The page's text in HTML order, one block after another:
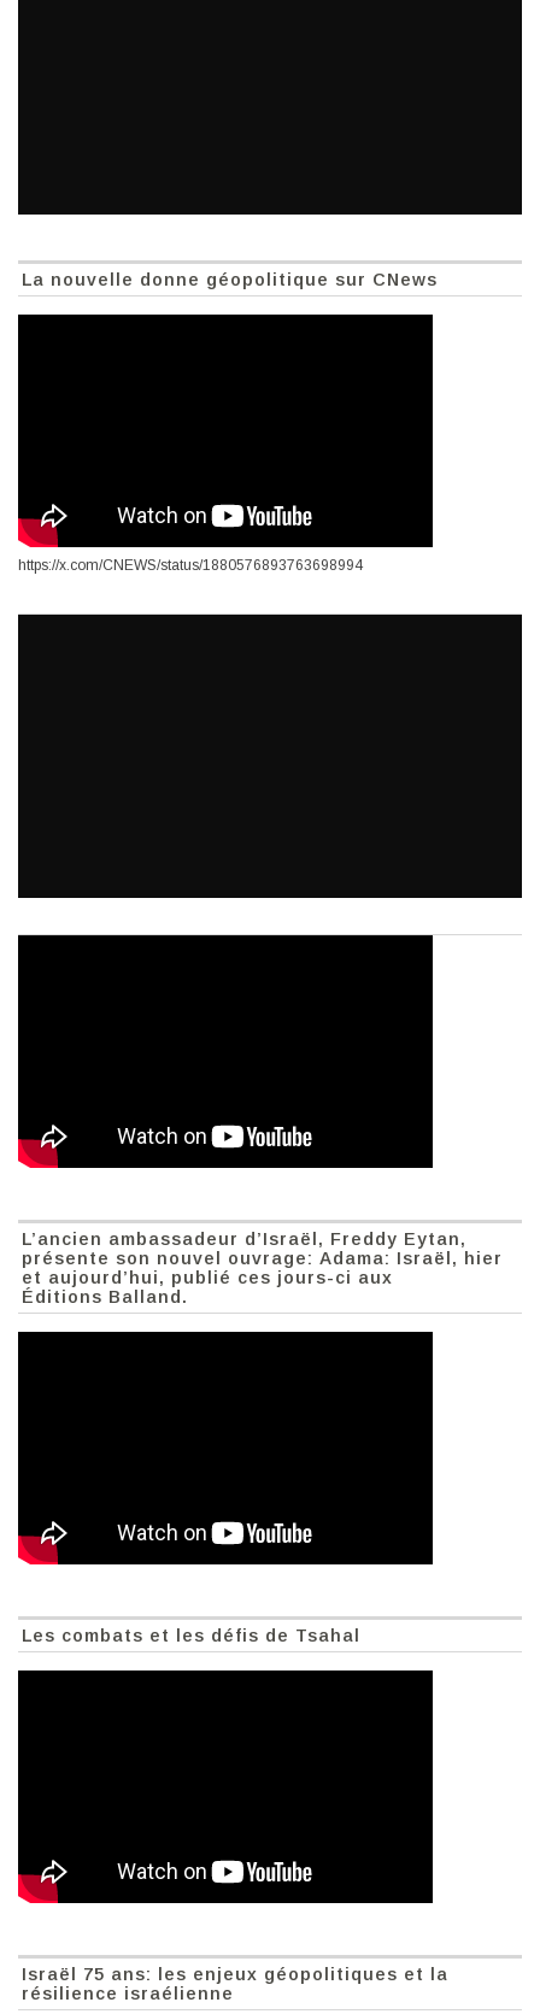
La nouvelle donne géopolitique sur CNews
https://x.com/CNEWS/status/1880576893763698994
L’ancien ambassadeur d’Israël, Freddy Eytan,
présente son nouvel ouvrage: Adama: Israël, hier
et aujourd’hui, publié ces jours-ci aux
Éditions Balland.
Les combats et les défis de Tsahal
Israël 75 ans: les enjeux géopolitiques et la
résilience israélienne